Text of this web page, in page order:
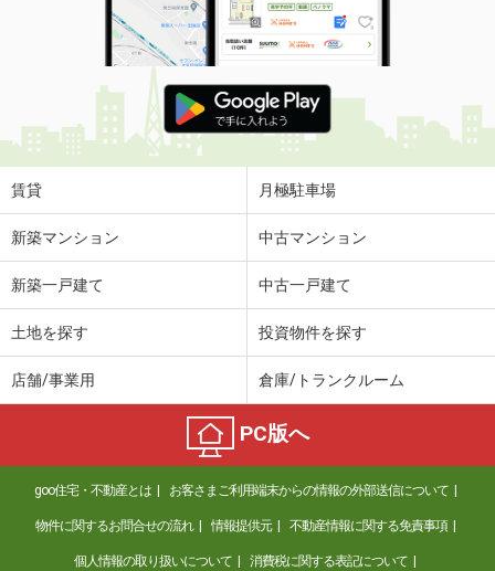
間取り
1LDK
高知県高知市北久保
価 格
5.40万円
住 所
高知県高知市北久保
専有面積
高知県高知市山ノ端町
6.60万円
高知県高知市南御座
7万円
住 所
高知県高知市南御座
専有面積 43.99m²
間取り
1LDK
高知県南国市大そね甲
賃貸 月極駐車場
新築マンション 中古マンション
新築一戸建て 中古一戸建て
土地を探す 投資物件を探す
店舗/事業用 倉庫/トランクルーム
PC版へ
goo住宅・不動産とは お客さまご利用端末からの情報の外部送信について
物件に関するお問合せの流れ 情報提供元 不動産情報に関する免責事項
個人情報の取り扱いについて 消費税に関する表記について